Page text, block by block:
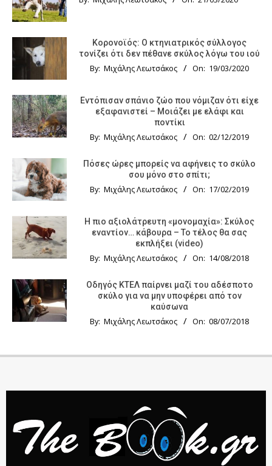
Κορονοϊός: Ο κτηνιατρικός σύλλογος
τονίζει ότι δεν πέθανε σκύλος λόγω του ιού
By: Μιχάλης Λεωτσάκος On: 19/03/2020
Εντόπισαν σπάνιο ζώο που νόμιζαν ότι είχε
εξαφανιστεί – Μοιάζει με ελάφι και
ποντίκι
By: Μιχάλης Λεωτσάκος On: 02/12/2019
Πόσες ώρες μπορείς να αφήνεις το σκύλο
σου μόνο στο σπίτι;
By: Μιχάλης Λεωτσάκος On: 17/02/2019
Η πιο αξιολάτρευτη «μονομαχία»: Σκύλος
εναντίον… κάβουρα – Το τέλος θα σας
εκπλήξει (video)
By: Μιχάλης Λεωτσάκος On: 14/08/2018
Οδηγός KTΕΛ παίρνει μαζί του αδέσποτο
σκύλο για να μην υποφέρει από τον
καύσωνα
By: Μιχάλης Λεωτσάκος On: 08/07/2018